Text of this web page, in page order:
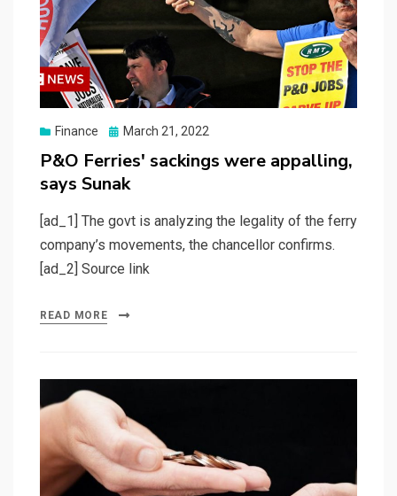
Finance
Posted
March 21, 2022
P&O Ferries' sackings were appalling,
says Sunak
[ad_1] The govt is analyzing the legality of the ferry
company’s movements, the chancellor confirms.
[ad_2] Source link
READ MORE